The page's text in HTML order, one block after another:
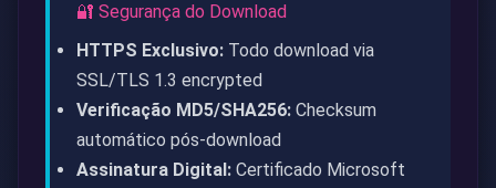
🔐 Segurança do Download
HTTPS Exclusivo: Todo download via
SSL/TLS 1.3 encrypted
Verificação MD5/SHA256: Checksum
automático pós-download
Assinatura Digital: Certificado Microsoft